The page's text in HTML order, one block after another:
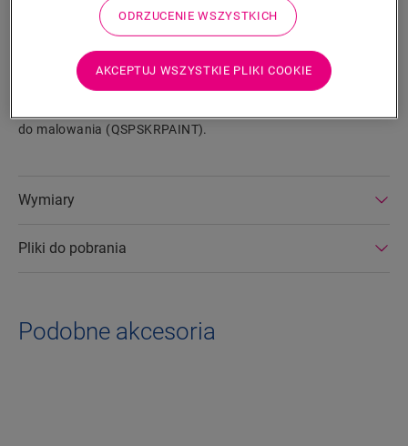
przypodłogową można łatwo zamontować za pomocą
naszego kleju One4All lub szyny. Do łączenia wielu listew
należy użyć kołków NEPLUG (nie zawarto w zestawie).
Sprawdzą się one nawet w narożnikach. Aby uzyskać
wodoszczelne wykończenie, zalecamy połączenie z paskami
do malowania (QSPSKRPAINT).
Wymiary
Pliki do pobrania
Podobne akcesoria
ODRZUCENIE WSZYSTKICH
AKCEPTUJ WSZYSTKIE PLIKI COOKIE